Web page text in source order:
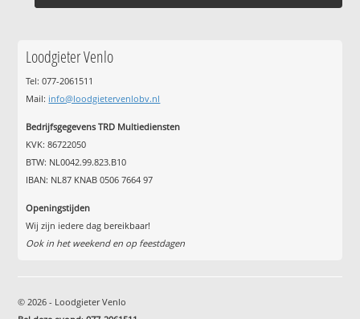
Loodgieter Venlo
Tel: 077-2061511
Mail: info@loodgietervenlobv.nl
Bedrijfsgegevens TRD Multiediensten
KVK: 86722050
BTW: NL0042.99.823.B10
IBAN: NL87 KNAB 0506 7664 97
Openingstijden
Wij zijn iedere dag bereikbaar!
Ook in het weekend en op feestdagen
© 2026 - Loodgieter Venlo